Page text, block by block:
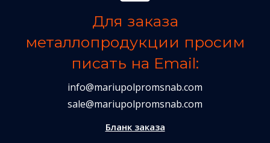
Для заказа
металлопродукции просим
писать на Email:
info@mariupolpromsnab.com
sale@mariupolpromsnab.com
Бланк заказа